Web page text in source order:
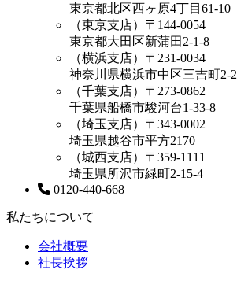
東京都北区西ヶ原4丁目61-10
（東京支店）〒144-0054
東京都大田区新蒲田2-1-8
（横浜支店）〒231-0034
神奈川県横浜市中区三吉町2-2
（千葉支店）〒273-0862
千葉県船橋市駿河台1-33-8
（埼玉支店）〒343-0002
埼玉県越谷市平方2170
（城西支店）〒359-1111
埼玉県所沢市緑町2-15-4
0120-440-668
私たちについて
会社概要
社長挨拶